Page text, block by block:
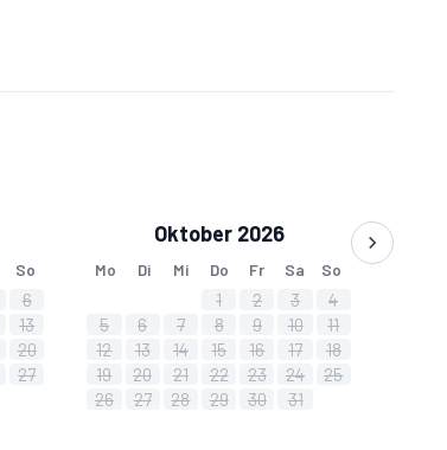
So
6
13
20
27
Oktober 2026
Mo Di Mi Do Fr Sa So
1 2 3
4
5
6 7 8 9 10
11
12
13 14 15 16 17
18
19
20 21 22 23 24
25
26
27 28 29 30 31